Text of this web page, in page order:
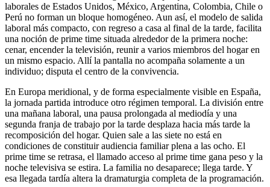
laborales de Estados Unidos, México, Argentina, Colombia, Chile o
Perú no forman un bloque homogéneo. Aun así, el modelo de salida
laboral más compacto, con regreso a casa al final de la tarde, facilita
una noción de prime time situada alrededor de la primera noche:
cenar, encender la televisión, reunir a varios miembros del hogar en
un mismo espacio. Allí la pantalla no acompaña solamente a un
individuo; disputa el centro de la convivencia.
En Europa meridional, y de forma especialmente visible en España,
la jornada partida introduce otro régimen temporal. La división entre
una mañana laboral, una pausa prolongada al mediodía y una
segunda franja de trabajo por la tarde desplaza hacia más tarde la
recomposición del hogar. Quien sale a las siete no está en
condiciones de constituir audiencia familiar plena a las ocho. El
prime time se retrasa, el llamado acceso al prime time gana peso y la
noche televisiva se estira. La familia no desaparece; llega tarde. Y
esa llegada tardía altera la dramaturgia completa de la programación.